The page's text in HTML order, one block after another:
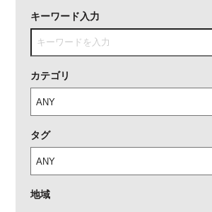
キーワード入力
カテゴリ
タグ
地域